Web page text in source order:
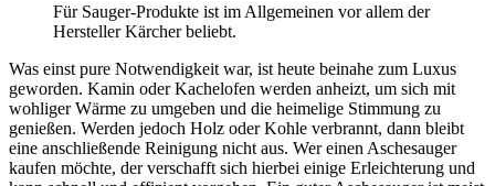
Für Sauger-Produkte ist im Allgemeinen vor allem der
Hersteller Kärcher beliebt.
Was einst pure Notwendigkeit war, ist heute beinahe zum Luxus
geworden. Kamin oder Kachelofen werden anheizt, um sich mit
wohliger Wärme zu umgeben und die heimelige Stimmung zu
genießen. Werden jedoch Holz oder Kohle verbrannt, dann bleibt
eine anschließende Reinigung nicht aus. Wer einen Aschesauger
kaufen möchte, der verschafft sich hierbei einige Erleichterung und